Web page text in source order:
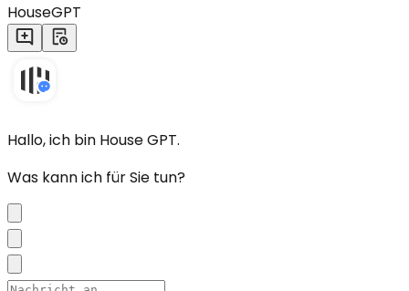
HouseGPT
Hallo, ich bin House GPT.
Was kann ich für Sie tun?